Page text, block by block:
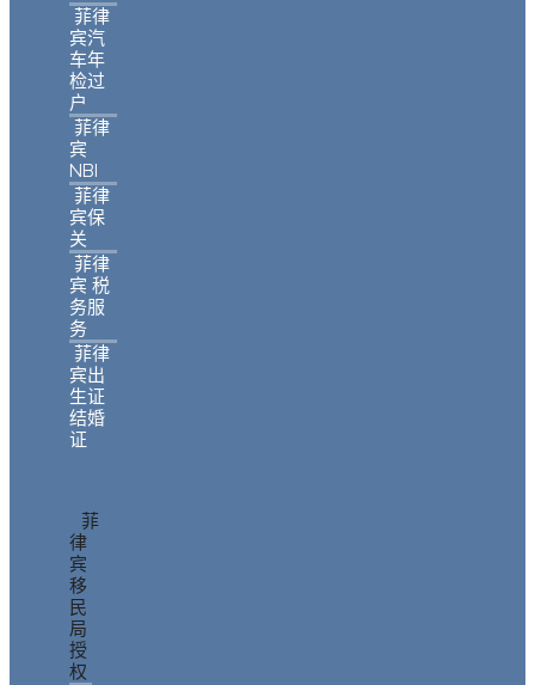
菲律
宾汽
车年
检过
户
菲律
宾
NBI
菲律
宾保
关
菲律
宾 税
务服
务
菲律
宾出
生证
结婚
证
菲
律
宾
移
民
局
授
权